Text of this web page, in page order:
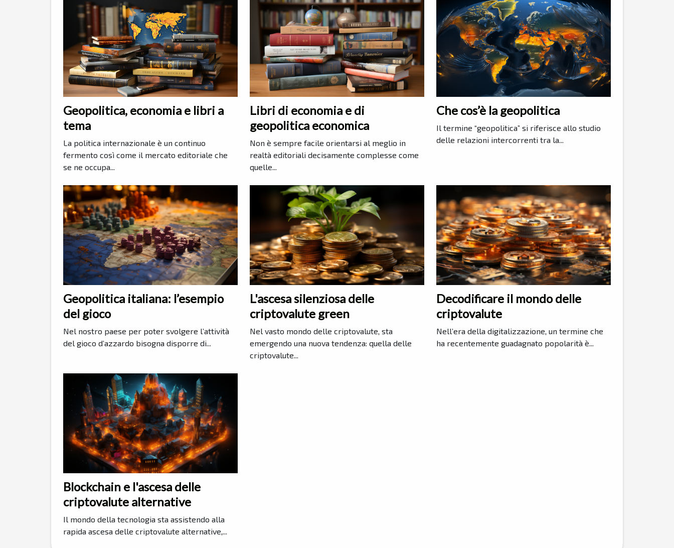
Geopolitica, economia e libri a
tema
La politica internazionale è un continuo
fermento così come il mercato editoriale che
se ne occupa...
Libri di economia e di
geopolitica economica
Non è sempre facile orientarsi al meglio in
realtà editoriali decisamente complesse come
quelle...
Che cos’è la geopolitica
Il termine “geopolitica” si riferisce allo studio
delle relazioni intercorrenti tra la...
Geopolitica italiana: l’esempio
del gioco
Nel nostro paese per poter svolgere l’attività
del gioco d’azzardo bisogna disporre di...
L'ascesa silenziosa delle
criptovalute green
Nel vasto mondo delle criptovalute, sta
emergendo una nuova tendenza: quella delle
criptovalute...
Decodificare il mondo delle
criptovalute
Nell’era della digitalizzazione, un termine che
ha recentemente guadagnato popolarità è...
Blockchain e l'ascesa delle
criptovalute alternative
Il mondo della tecnologia sta assistendo alla
rapida ascesa delle criptovalute alternative,...